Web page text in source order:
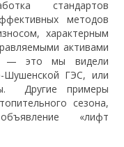
стандартов
методов
характерным
активами
— это мы видели
Шушенской ГЭС, или
Другие примеры
сезона,
«лифт